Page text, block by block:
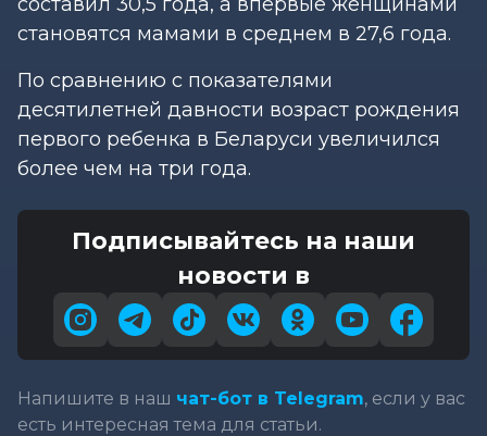
становятся мамами в среднем в 27,6 года.
По сравнению с показателями
десятилетней давности возраст рождения
первого ребенка в Беларуси увеличился
более чем на три года.
Подписывайтесь на наши
новости в
Напишите в наш чат-бот в Telegram, если у вас
есть интересная тема для статьи.